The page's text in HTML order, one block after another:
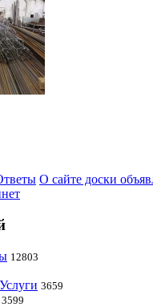
О сайте доски
12803
3659
3599